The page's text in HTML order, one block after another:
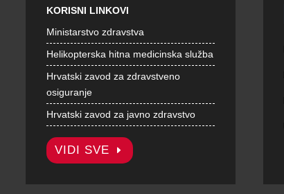
KORISNI LINKOVI
Ministarstvo zdravstva
Helikopterska hitna medicinska služba
Hrvatski zavod za zdravstveno
osiguranje
Hrvatski zavod za javno zdravstvo
VIDI SVE